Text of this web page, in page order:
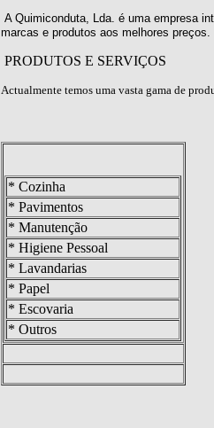
A Quimiconduta, Lda. é uma empresa
marcas e produtos aos melhores preços.
PRODUTOS E SERVIÇOS
Actualmente temos uma vasta gama de
* Cozinha
* Pavimentos
* Manutenção
* Higiene Pessoal
* Lavandarias
* Papel
* Escovaria
* Outros